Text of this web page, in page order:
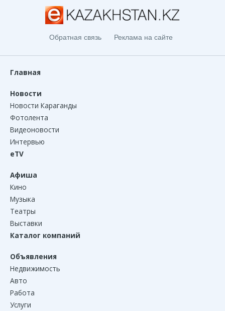
Обратная связь Реклама на сайте
Главная
Новости
Новости Караганды
Фотолента
Видеоновости
Интервью
eTV
Афиша
Кино
Музыка
Театры
Выставки
Каталог компаний
Объявления
Недвижимость
Авто
Работа
Услуги